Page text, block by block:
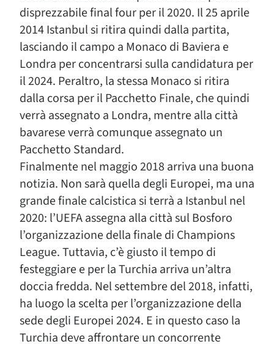
disprezzabile final four per il 2020. Il 25 aprile
2014 Istanbul si ritira quindi dalla partita,
lasciando il campo a Monaco di Baviera e
Londra per concentrarsi sulla candidatura per
il 2024. Peraltro, la stessa Monaco si ritira
dalla corsa per il Pacchetto Finale, che quindi
verrà assegnato a Londra, mentre alla città
bavarese verrà comunque assegnato un
Pacchetto Standard.
Finalmente nel maggio 2018 arriva una buona
notizia. Non sarà quella degli Europei, ma una
grande finale calcistica si terrà a Istanbul nel
2020: l’UEFA assegna alla città sul Bosforo
l’organizzazione della finale di Champions
League. Tuttavia, c’è giusto il tempo di
festeggiare e per la Turchia arriva un’altra
doccia fredda. Nel settembre del 2018, infatti,
ha luogo la scelta per l’organizzazione della
sede degli Europei 2024. E in questo caso la
Turchia deve affrontare un concorrente